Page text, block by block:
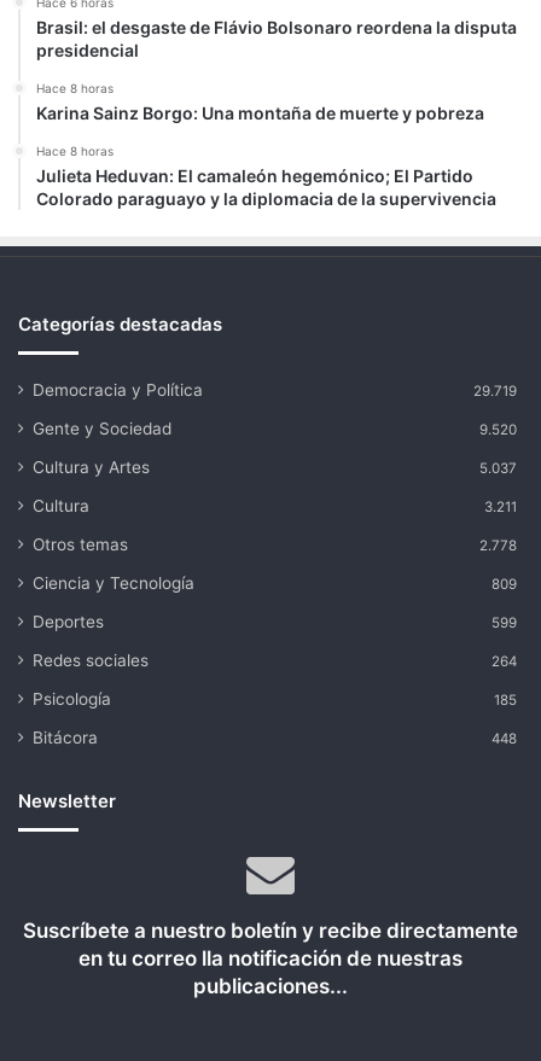
Brasil: el desgaste de Flávio Bolsonaro reordena la disputa
presidencial
Hace 8 horas
Karina Sainz Borgo: Una montaña de muerte y pobreza
Hace 8 horas
Julieta Heduvan: El camaleón hegemónico; El Partido
Colorado paraguayo y la diplomacia de la supervivencia
Categorías destacadas
Democracia y Política 29.719
Gente y Sociedad 9.520
Cultura y Artes 5.037
Cultura 3.211
Otros temas 2.778
Ciencia y Tecnología 809
Deportes 599
Redes sociales 264
Psicología 185
Bitácora 448
Newsletter
Suscríbete a nuestro boletín y recibe directamente
en tu correo lla notificación de nuestras
publicaciones...